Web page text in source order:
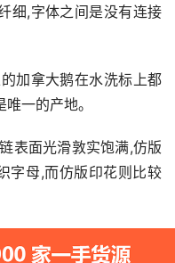
细,字体之间是没有连接
加拿大鹅在水洗标上都
一的产地。
表面光滑敦实饱满,仿版
字母,而仿版印花则比较